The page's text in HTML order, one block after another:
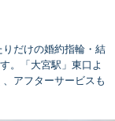
だけの婚約指輪・結
。「大宮駅」東口よ
アフターサービスも